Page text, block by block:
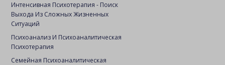
Интенсивная Психотерапия - Поиск
Выхода Из Сложных Жизненных
Ситуаций
Психоанализ И Психоаналитическая
Психотерапия
Семейная Психоаналитическая